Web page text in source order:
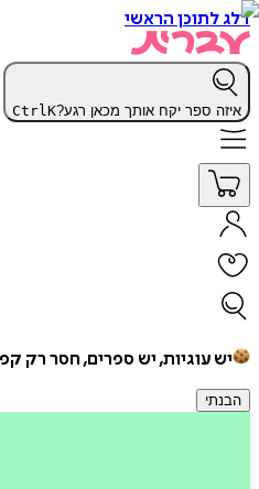
דלג לתוכן הראשי
איזה ספר יקח אותך מכאן רגע? CtrlK
יש עוגיות, יש ספרים, חסר רק
הבנתי